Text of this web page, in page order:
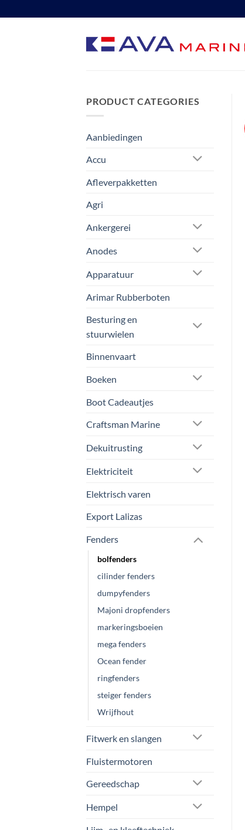
naar
PRODUCT CATEGORIES
Aanbiedingen
Accu
Afleverpakketten
Agri
Ankergerei
Anodes
Apparatuur
Arimar Rubberboten
Besturing en
stuurwielen
Binnenvaart
Boeken
Boot Cadeautjes
Craftsman Marine
Dekuitrusting
Elektriciteit
Elektrisch varen
Export Lalizas
Fenders
bolfenders
cilinder fenders
dumpyfenders
Majoni dropfenders
markeringsboeien
mega fenders
Ocean fender
ringfenders
steiger fenders
Wrijfhout
Fitwerk en slangen
Fluistermotoren
Gereedschap
Hempel